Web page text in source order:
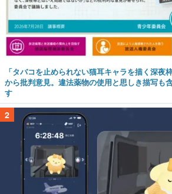
「タバコを止められない猫耳キャラを描く深夜
から批判意見。違法薬物の使用と思しき描写も
す
2